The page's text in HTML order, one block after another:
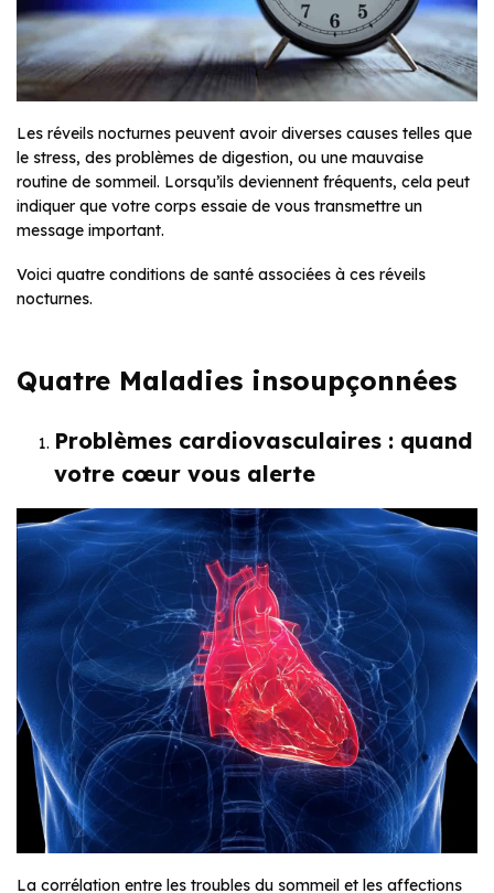
Les réveils nocturnes peuvent avoir diverses causes telles que
le stress, des problèmes de digestion, ou une mauvaise
routine de sommeil. Lorsqu’ils deviennent fréquents, cela peut
indiquer que votre corps essaie de vous transmettre un
message important.
Voici quatre conditions de santé associées à ces réveils
nocturnes.
Quatre Maladies insoupçonnées
Problèmes cardiovasculaires : quand
votre cœur vous alerte
La corrélation entre les troubles du sommeil et les affections